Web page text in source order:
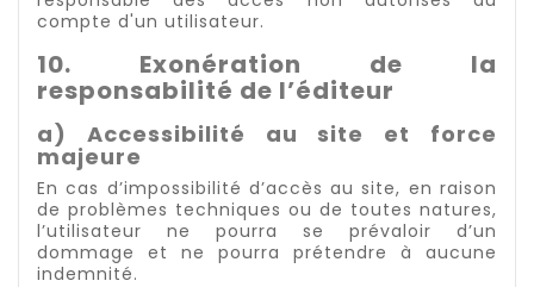
compte d'un utilisateur.
10. Exonération de la
responsabilité de l’éditeur
a) Accessibilité au site et force
majeure
En cas d’impossibilité d’accès au site, en raison
de problèmes techniques ou de toutes natures,
l’utilisateur ne pourra se prévaloir d’un
dommage et ne pourra prétendre à aucune
indemnité.